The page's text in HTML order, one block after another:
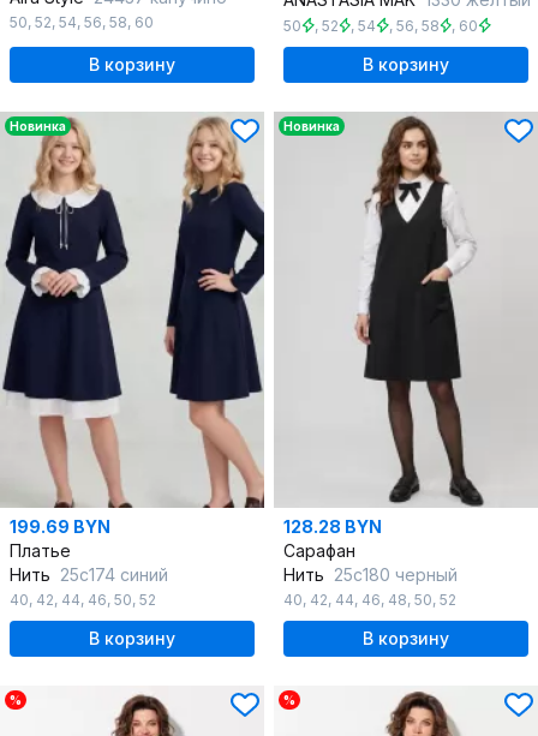
50, 52, 54, 56, 58, 60
В корзину
50 , 52 , 54 , 56, 58 , 60
В корзину
Новинка
199.69 BYN
Платье
Нить 25с174 синий
40, 42, 44, 46, 50, 52
В корзину
Новинка
128.28 BYN
Сарафан
Нить 25с180 черный
40, 42, 44, 46, 48, 50, 52
В корзину
% %